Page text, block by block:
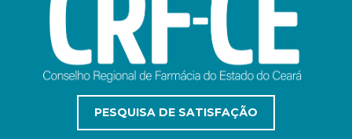
PESQUISA DE SATISFAÇÃO